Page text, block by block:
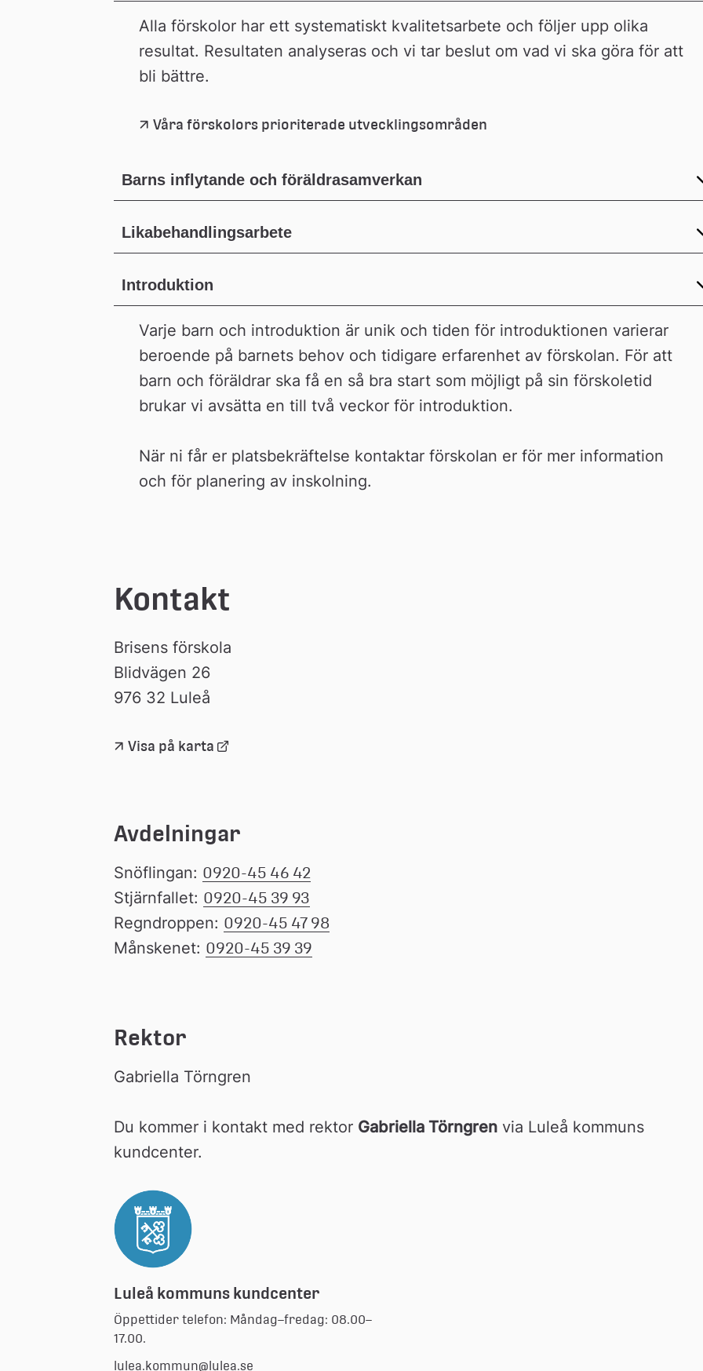
Alla förskolor har ett systematiskt kvalitetsarbete och följer upp olika
resultat. Resultaten analyseras och vi tar beslut om vad vi ska göra för att
bli bättre.
Våra förskolors prioriterade utvecklingsområden
Barns inflytande och föräldrasamverkan
Likabehandlingsarbete
Introduktion
Varje barn och introduktion är unik och tiden för introduktionen varierar
beroende på barnets behov och tidigare erfarenhet av förskolan. För att
barn och föräldrar ska få en så bra start som möjligt på sin förskoletid
brukar vi avsätta en till två veckor för introduktion.
När ni får er platsbekräftelse kontaktar förskolan er för mer information
och för planering av inskolning.
Kontakt
Brisens förskola
Blidvägen 26
976 32 Luleå
Visa på karta Länk
Avdelningar
Snöflingan: 0920-45 46 42
Stjärnfallet: 0920-45 39 93
Regndroppen: 0920-45 47 98
Månskenet: 0920-45 39 39
Rektor
Gabriella Törngren
Du kommer i kontakt med rektor Gabriella Törngren via Luleå kommuns
kundcenter.
Luleå kommuns kundcenter
Öppettider telefon: Måndag–fredag: 08.00–
17.00.
lulea.kommun@lulea.se